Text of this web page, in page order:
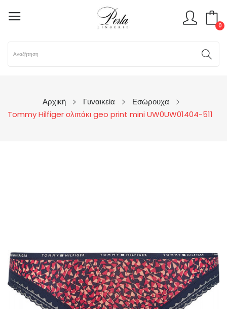
0
Αρχική Γυναικεία
Εσώρουχα
Tommy Hilfiger σλιπάκι geo print mini UW0UW01404-511